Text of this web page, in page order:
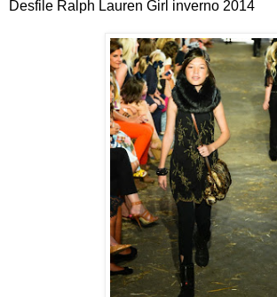
Desfile Ralph Lauren Girl inverno 2014